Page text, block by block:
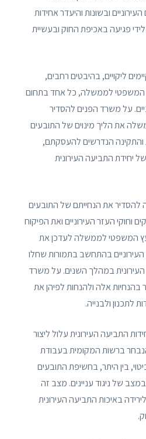
ובשונות והיעדר אחידות
פגיעה באכיפת החוק ובעשיית
ליקויים, בהיבטים רחבים,
המשפטי לממשלה, כל אחד בתחום
על משרד הפנים להסדיר
את הליך מינוים של התובעים
והתקינה הנדרשים להעסקתם,
יחידת התביעה העירונית
את הנחייתם של התובעים
וחוקי העזר העירוניים ואת הפיקוח
המשפטי לממשלה לעדכן את
בהתחשב בתמורות שחלו
במהלך השנים. על משרד
אלה ולהנחות לפיהן את
לתכנון ולבנייה.
התביעה העירונית עלול ליצור
ברשות המקומית בעבודת
בין היתר, בחשיפת התובעים
של ניגוד עניינים. מצב זה
באיכות התביעה העירונית